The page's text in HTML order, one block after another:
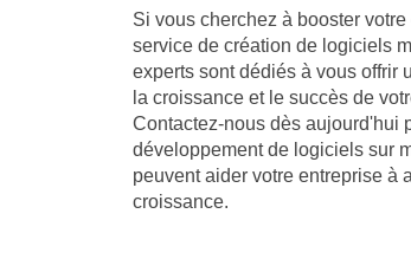
Si vous cherchez à booster
service de création de logiciels
experts sont dédiés à vous offrir
la croissance et le succès de
Contactez-nous dès aujourd'hui
développement de logiciels sur
peuvent aider votre entreprise à
croissance.